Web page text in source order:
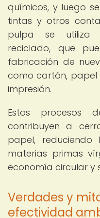
químicos, y luego
tintas y otros
pulpa se utiliza
reciclado, que
fabricación de
como cartón,
impresión.
Estos procesos
contribuyen a
papel,
materias primas
economía circular y
Verdades y
efectividad